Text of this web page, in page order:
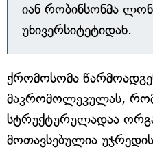
იან რობინსონმა
უნივერსიტეტიდან.
ქრომოსომა
მაკრომოლეკულას,
სტრუქტურულადაა
მოთავსებულია